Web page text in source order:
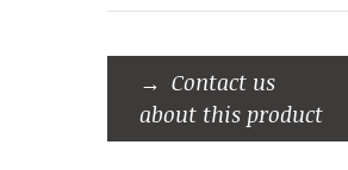
Contact us
about this product